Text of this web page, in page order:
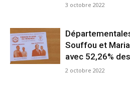
3 octobre 2022
Souffou et
avec 52,26%
2 octobre 2022